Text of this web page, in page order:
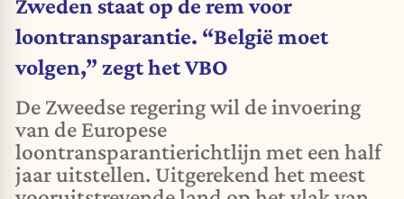
het VBO
Zweden staat op de rem voor
loontransparantie. “België moet
volgen,” zegt het VBO
De Zweedse regering wil de invoering
van de Europese
loontransparantierichtlijn met een half
jaar uitstellen. Uitgerekend het meest